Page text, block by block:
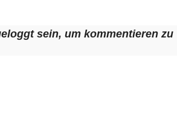
sein, um kommentieren zu